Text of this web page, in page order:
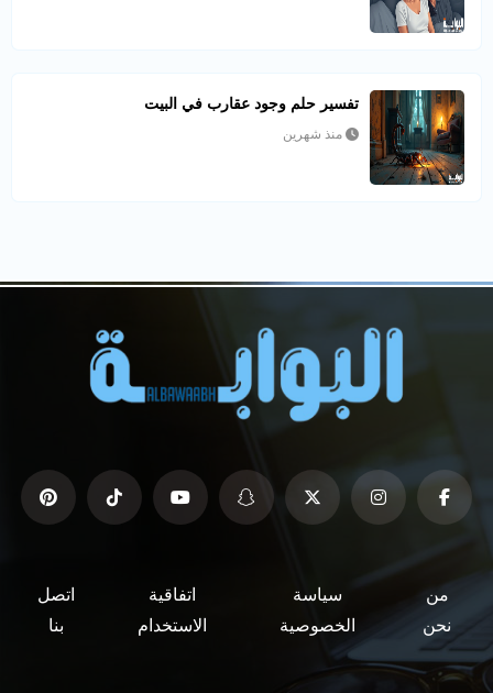
تفسير حلم وجود عقارب في البيت
منذ شهرين
من
نحن
سياسة
الخصوصية
اتفاقية
الاستخدام
اتصل
بنا